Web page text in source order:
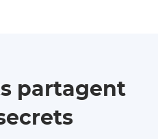
partagent